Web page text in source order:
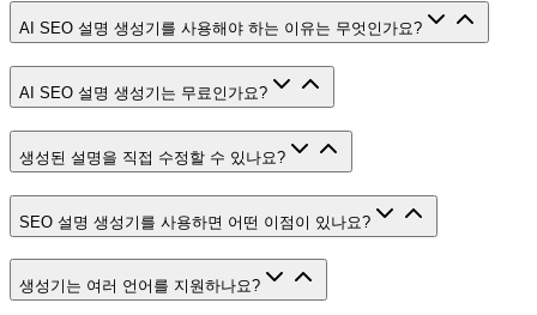
AI SEO 설명 생성기를 사용해야 하는 이유는 무엇인가요?
AI SEO 설명 생성기는 무료인가요?
생성된 설명을 직접 수정할 수 있나요?
SEO 설명 생성기를 사용하면 어떤 이점이 있나요?
생성기는 여러 언어를 지원하나요?